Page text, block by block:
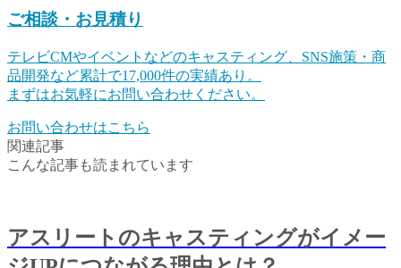
ご相談・お見積り
テレビCMやイベントなどのキャスティング、SNS施策・商
品開発など累計で17,000件の実績あり。
まずはお気軽にお問い合わせください。
お問い合わせはこちら
関連記事
こんな記事も読まれています
アスリートのキャスティングがイメー